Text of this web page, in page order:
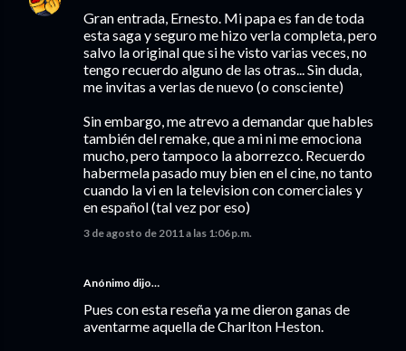
Gran entrada, Ernesto. Mi papa es fan de toda
esta saga y seguro me hizo verla completa, pero
salvo la original que si he visto varias veces, no
tengo recuerdo alguno de las otras... Sin duda,
me invitas a verlas de nuevo (o consciente)
Sin embargo, me atrevo a demandar que hables
también del remake, que a mi ni me emociona
mucho, pero tampoco la aborrezco. Recuerdo
habermela pasado muy bien en el cine, no tanto
cuando la vi en la television con comerciales y
en español (tal vez por eso)
3 de agosto de 2011 a las 1:06 p.m.
Anónimo dijo…
Pues con esta reseña ya me dieron ganas de
aventarme aquella de Charlton Heston.